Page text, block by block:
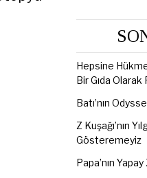
Hepsine
Bir Gıda
Batı’nın
Z Kuşağı’nın
Gösteremeyiz
Papa’nın